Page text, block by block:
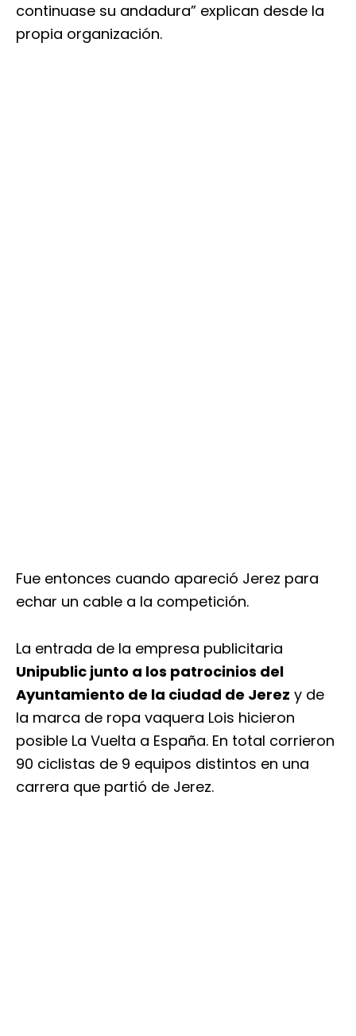
continuase su andadura” explican desde la
propia organización.
Fue entonces cuando apareció Jerez para
echar un cable a la competición.
La entrada de la empresa publicitaria
Unipublic junto a los patrocinios del
Ayuntamiento de la ciudad de Jerez y de
la marca de ropa vaquera Lois hicieron
posible La Vuelta a España. En total corrieron
90 ciclistas de 9 equipos distintos en una
carrera que partió de Jerez.